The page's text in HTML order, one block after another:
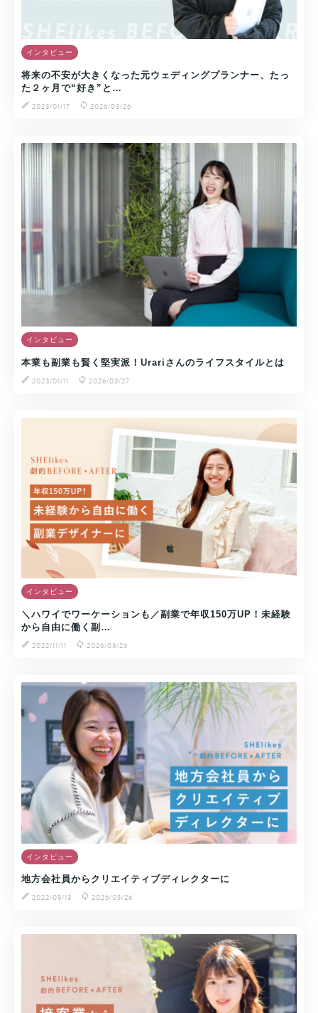
インタビュー
将来の不安が大きくなった元ウェディングプランナー、たっ
た２ヶ月で“好き”と…
2023/01/17
2026/03/26
インタビュー
本業も副業も賢く堅実派！Urariさんのライフスタイルとは
2023/01/11
2026/03/27
インタビュー
＼ハワイでワーケーションも／副業で年収150万UP！未経験
から自由に働く副…
2022/11/11
2026/03/26
インタビュー
地方会社員からクリエイティブディレクターに
2022/05/13
2026/03/26